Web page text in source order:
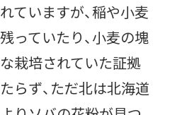
ていますが、稲や小麦
っていたり、小麦の塊
栽培されていた証拠
らず、ただ北は北海道